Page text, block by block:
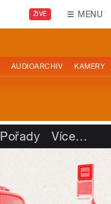
ŽIVĚ MENU
AUDIOARCHIV KAMERY
Pořady Více…